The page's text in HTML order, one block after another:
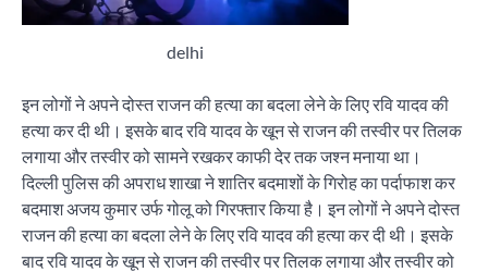
delhi
इन लोगों ने अपने दोस्त राजन की हत्या का बदला लेने के लिए रवि यादव की
हत्या कर दी थी। इसके बाद रवि यादव के खून से राजन की तस्वीर पर तिलक
लगाया और तस्वीर को सामने रखकर काफी देर तक जश्न मनाया था।
दिल्ली पुलिस की अपराध शाखा ने शातिर बदमाशों के गिरोह का पर्दाफाश कर
बदमाश अजय कुमार उर्फ गोलू को गिरफ्तार किया है। इन लोगों ने अपने दोस्त
राजन की हत्या का बदला लेने के लिए रवि यादव की हत्या कर दी थी। इसके
बाद रवि यादव के खून से राजन की तस्वीर पर तिलक लगाया और तस्वीर को